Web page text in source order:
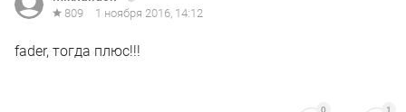
809 1 ноября 2016, 14:12
fader, тогда плюс!!!